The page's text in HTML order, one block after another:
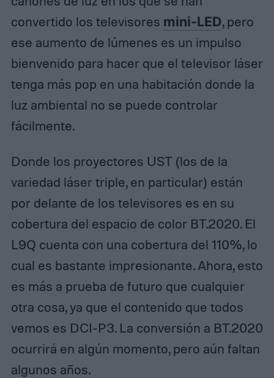
convertido los televisores mini-LED, pero
ese aumento de lúmenes es un impulso
bienvenido para hacer que el televisor láser
tenga más pop en una habitación donde la
luz ambiental no se puede controlar
fácilmente.
Donde los proyectores UST (los de la
variedad láser triple, en particular) están
por delante de los televisores es en su
cobertura del espacio de color BT.2020. El
L9Q cuenta con una cobertura del 110%, lo
cual es bastante impresionante. Ahora, esto
es más a prueba de futuro que cualquier
otra cosa, ya que el contenido que todos
vemos es DCI-P3. La conversión a BT.2020
ocurrirá en algún momento, pero aún faltan
algunos años.